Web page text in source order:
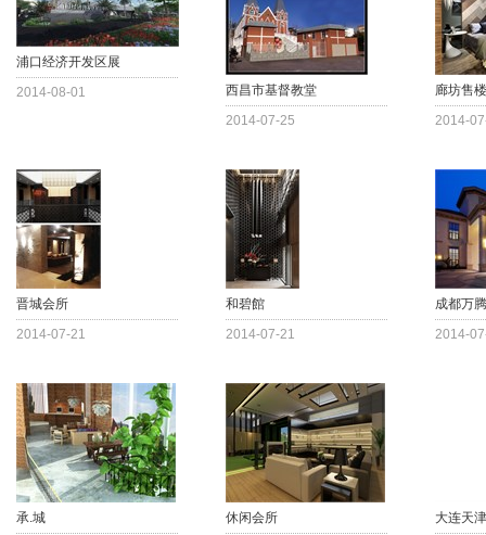
浦口经济开发区展
2014-08-01
西昌市基督教堂
2014-07-25
廊坊售
2014-
晋城会所
2014-07-21
和碧館
2014-07-21
成都万
2014-
承.城
休闲会所
大连天